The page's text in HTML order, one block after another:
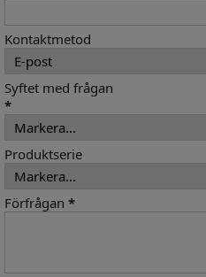
Kontaktmetod
Syftet med frågan
*
Produktserie
Förfrågan *